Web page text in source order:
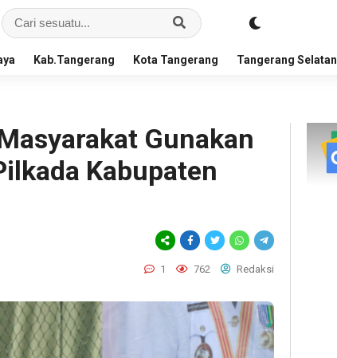
Kab.Tangerang Kota Tangerang Tangerang Selatan
Gunakan
Kabupaten
1 762 Redaksi